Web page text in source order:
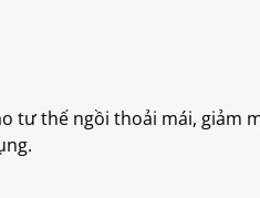
tư thế ngồi thoải mái, giảm